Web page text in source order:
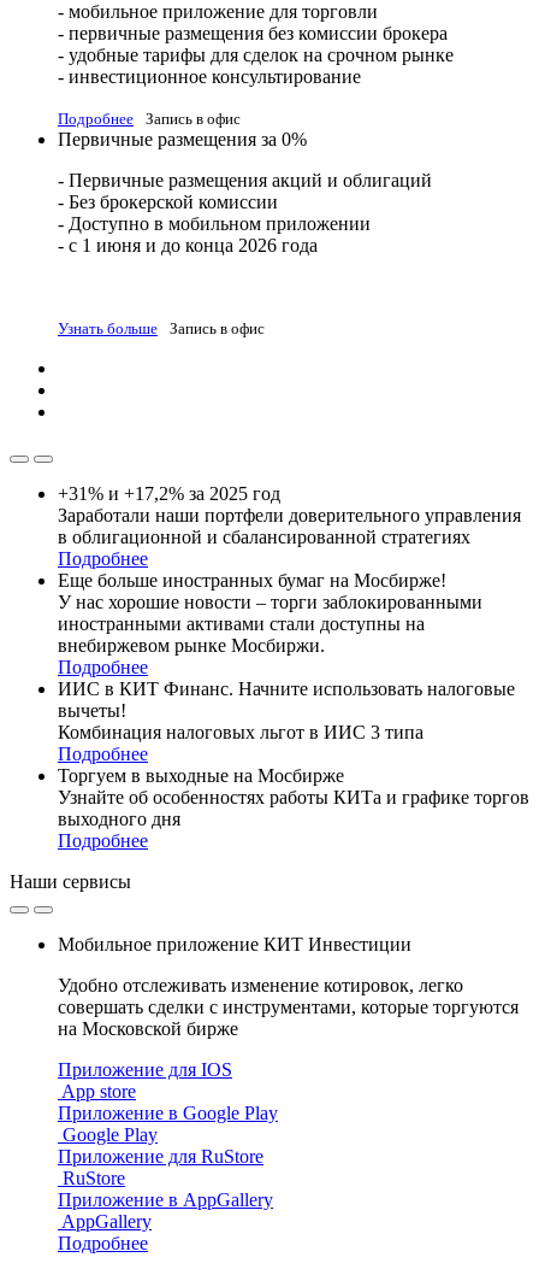
- мобильное приложение для торговли
- первичные размещения без комиссии брокера
- удобные тарифы для сделок на срочном рынке
- инвестиционное консультирование
Подробнее Запись в офис
Первичные размещения за 0%
- Первичные размещения акций и облигаций
- Без брокерской комиссии
- Доступно в мобильном приложении
- с 1 июня и до конца 2026 года
Узнать больше Запись в офис
+31% и +17,2% за 2025 год
Заработали наши портфели доверительного управления
в облигационной и сбалансированной стратегиях
Подробнее
Еще больше иностранных бумаг на Мосбирже!
У нас хорошие новости – торги заблокированными
иностранными активами стали доступны на
внебиржевом рынке Мосбиржи.
Подробнее
ИИС в КИТ Финанс. Начните использовать налоговые
вычеты!
Комбинация налоговых льгот в ИИС 3 типа
Подробнее
Торгуем в выходные на Мосбирже
Узнайте об особенностях работы КИТа и графике торгов
выходного дня
Подробнее
Наши сервисы
Мобильное приложение КИТ Инвестиции
Удобно отслеживать изменение котировок, легко
совершать сделки с инструментами, которые торгуются
на Московской бирже
Приложение для IOS
App store
Приложение в Google Play
Google Play
Приложение для RuStore
RuStore
Приложение в AppGallery
AppGallery
Подробнее